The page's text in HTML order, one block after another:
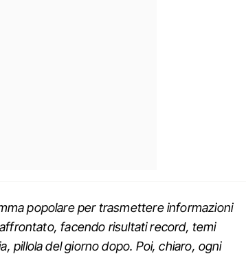
popolare per trasmettere informazioni
facendo risultati record, temi
pillola del giorno dopo. Poi, chiaro, ogni